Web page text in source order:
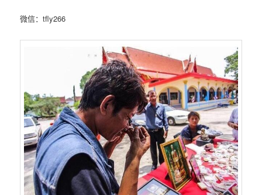
微信：tfly266